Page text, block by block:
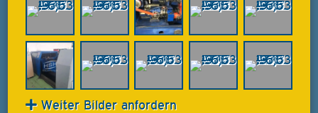
Weiter Bilder anfordern